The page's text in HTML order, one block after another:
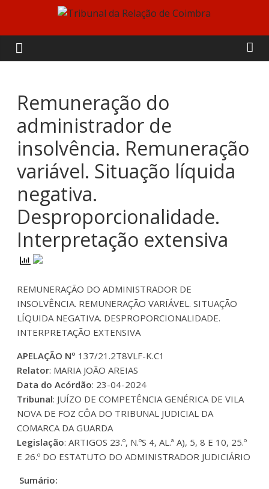
content
Tribunal
da
Relação
de
Coimbra
Remuneração do
administrador de
insolvência. Remuneração
variável. Situação líquida
negativa.
Desproporcionalidade.
Interpretação extensiva
REMUNERAÇÃO DO ADMINISTRADOR DE
INSOLVÊNCIA. REMUNERAÇÃO VARIÁVEL. SITUAÇÃO
LÍQUIDA NEGATIVA. DESPROPORCIONALIDADE.
INTERPRETAÇÃO EXTENSIVA
APELAÇÃO Nº 137/21.2T8VLF-K.C1
Relator: MARIA JOÃO AREIAS
Data do Acórdão: 23-04-2024
Tribunal: JUÍZO DE COMPETÊNCIA GENÉRICA DE VILA
NOVA DE FOZ CÔA DO TRIBUNAL JUDICIAL DA
COMARCA DA GUARDA
Legislação: ARTIGOS 23.º, N.ºS 4, AL.ª A), 5, 8 E 10, 25.º
E 26.º DO ESTATUTO DO ADMINISTRADOR JUDICIÁRIO
Sumário: